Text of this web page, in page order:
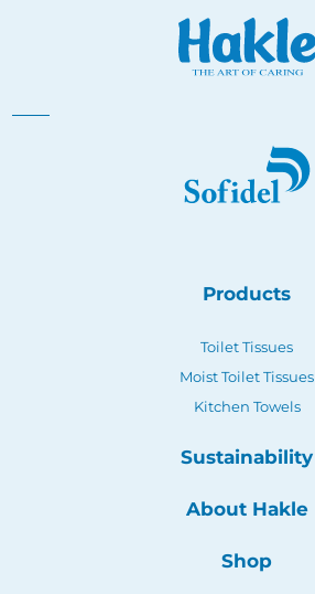
Products
Toilet Tissues
Moist Toilet Tissues
Kitchen Towels
Sustainability
About Hakle
Shop